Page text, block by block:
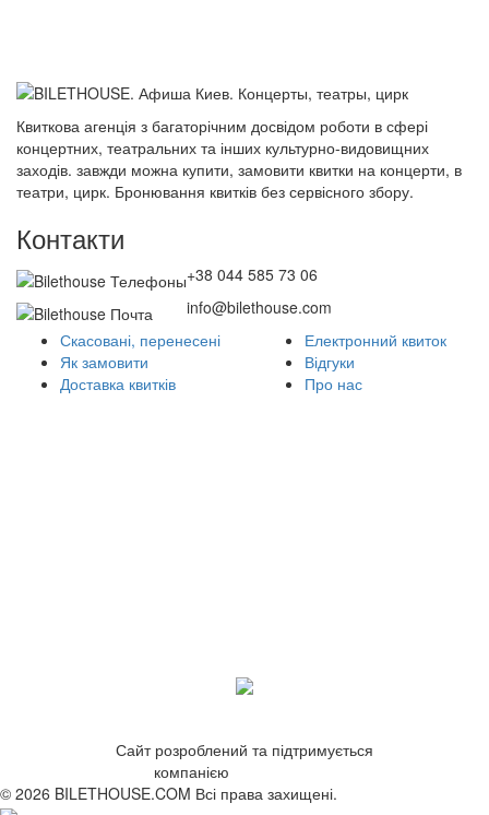
Квиткова агенція з багаторічним досвідом роботи в сфері
концертних, театральних та інших культурно-видовищних
заходів. завжди можна купити, замовити квитки на концерти, в
театри, цирк. Бронювання квитків без сервісного збору.
Контакти
+38 044 585 73 06
info@bilethouse.com
Скасовані, перенесені
Як замовити
Доставка квитків
Електронний квиток
Відгуки
Про нас
Сайт розроблений та підтримується
компанією
© 2026 BILETHOUSE.COM Всі права захищені.